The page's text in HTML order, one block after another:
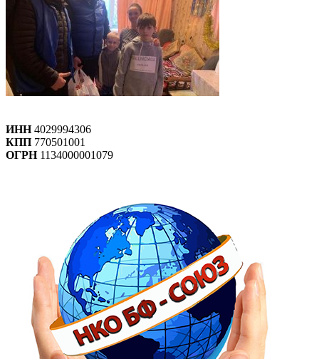
ИНН4029994306
КПП 770501001
ОГРН1134000001079